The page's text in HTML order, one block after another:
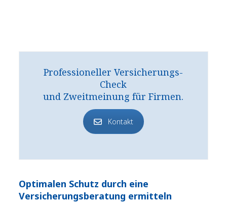
Professioneller Versicherungs-
Check
und Zweitmeinung für Firmen.
Kontakt
Optimalen Schutz durch eine
Versicherungsberatung ermitteln